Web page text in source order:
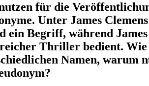
für die
Unter James
ein Begriff, während
Thriller bedient. Wie
Namen, warum